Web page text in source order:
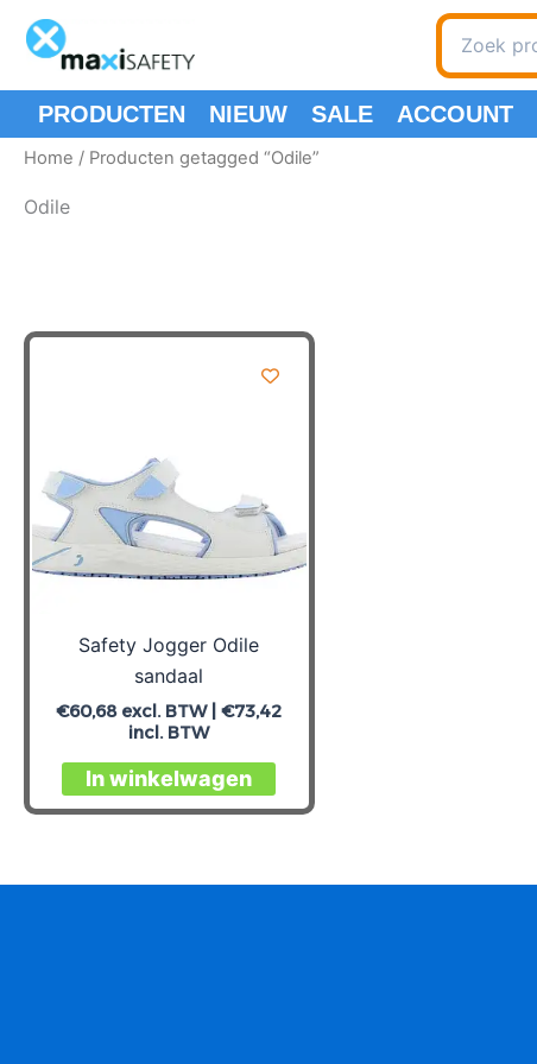
naar
inhoud
Zoeken
naar:
PRODUCTEN NIEUW SALE ACCOUNT
Home / Producten getagged “Odile”
Odile
Safety Jogger Odile
sandaal
€60,68excl. BTW |€73,42
incl. BTW
In winkelwagen
Dit
product
variaties.